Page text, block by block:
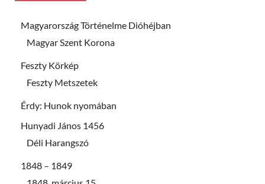
Magyarország Történelme Dióhéjban
Magyar Szent Korona
Feszty Körkép
Feszty Metszetek
Érdy: Hunok nyomában
Hunyadi János 1456
Déli Harangszó
1848 – 1849